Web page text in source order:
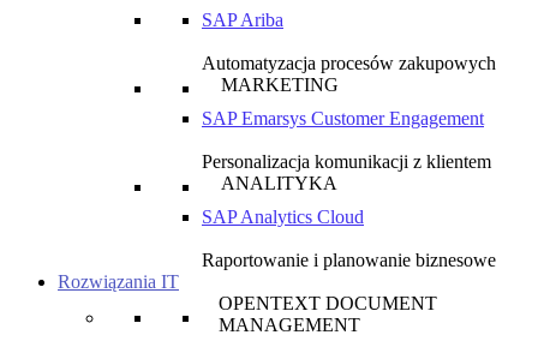
SAP Ariba
Automatyzacja procesów zakupowych
MARKETING
SAP Emarsys Customer Engagement
Personalizacja komunikacji z klientem
ANALITYKA
SAP Analytics Cloud
Raportowanie i planowanie biznesowe
Rozwiązania IT
OPENTEXT DOCUMENT
MANAGEMENT